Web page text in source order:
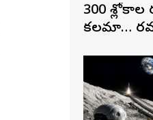
300
కలమా…